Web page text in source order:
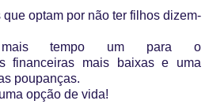
optam por não ter filhos dizem-
tempo um para o
financeiras mais baixas e uma
poupanças.
opção de vida!